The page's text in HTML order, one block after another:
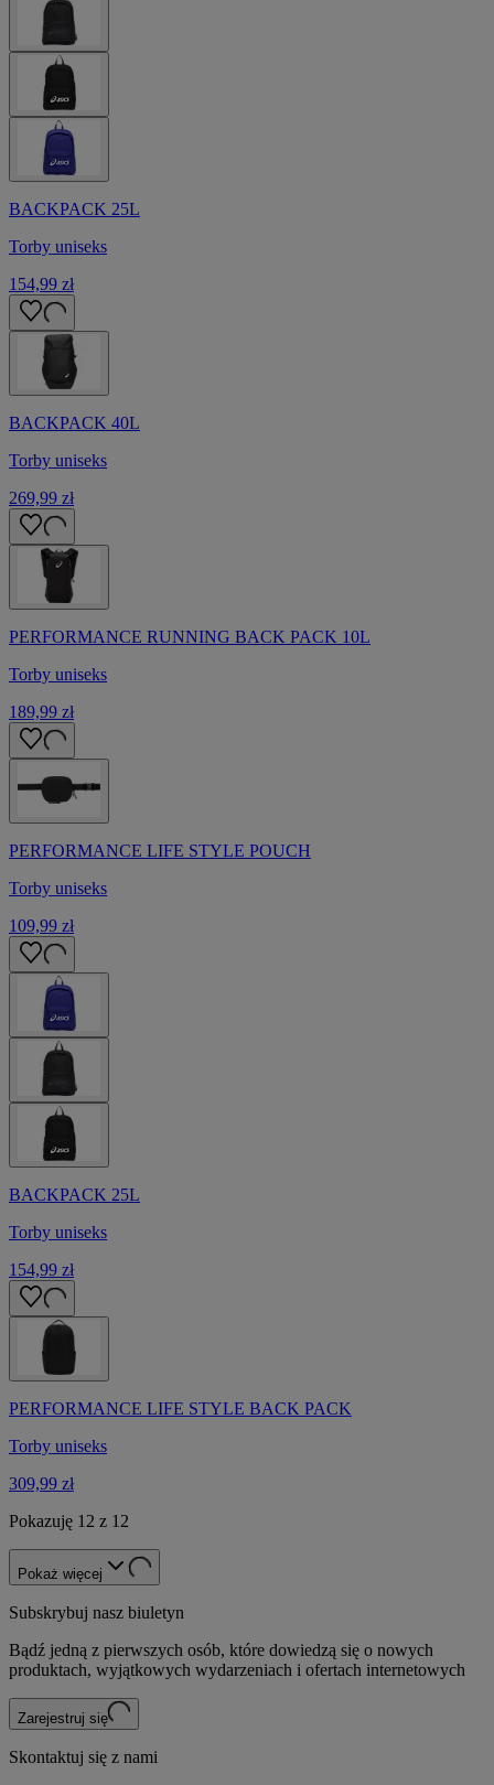
BACKPACK 25L
Torby uniseks
154,99 zł
BACKPACK 40L
Torby uniseks
269,99 zł
PERFORMANCE RUNNING BACK PACK 10L
Torby uniseks
189,99 zł
PERFORMANCE LIFE STYLE POUCH
Torby uniseks
109,99 zł
BACKPACK 25L
Torby uniseks
154,99 zł
PERFORMANCE LIFE STYLE BACK PACK
Torby uniseks
309,99 zł
Pokazuję 12 z 12
Pokaż więcej
Subskrybuj nasz biuletyn
Bądź jedną z pierwszych osób, które dowiedzą się o nowych
produktach, wyjątkowych wydarzeniach i ofertach internetowych
Zarejestruj się
Skontaktuj się z nami